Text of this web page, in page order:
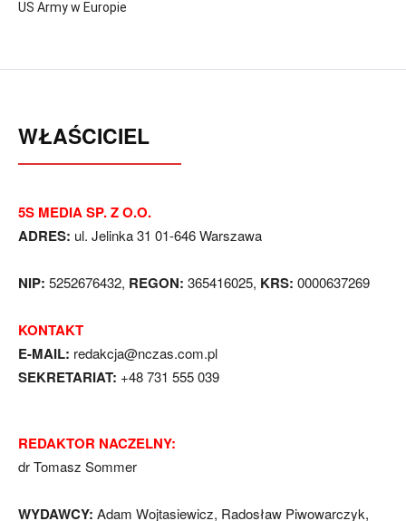
US Army w Europie
WŁAŚCICIEL
5S MEDIA SP. Z O.O.
ADRES: ul. Jelinka 31 01-646 Warszawa
NIP: 5252676432, REGON: 365416025, KRS: 0000637269
KONTAKT
E-MAIL: redakcja@nczas.com.pl
SEKRETARIAT: +48 731 555 039
REDAKTOR NACZELNY:
dr Tomasz Sommer
WYDAWCY: Adam Wojtasiewicz, Radosław Piwowarczyk,